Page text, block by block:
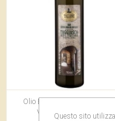
Olio Extra Vergine di Oliva -
Varietà Taggiasca
Questo sito